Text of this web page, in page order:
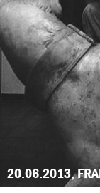
20.06.2013,